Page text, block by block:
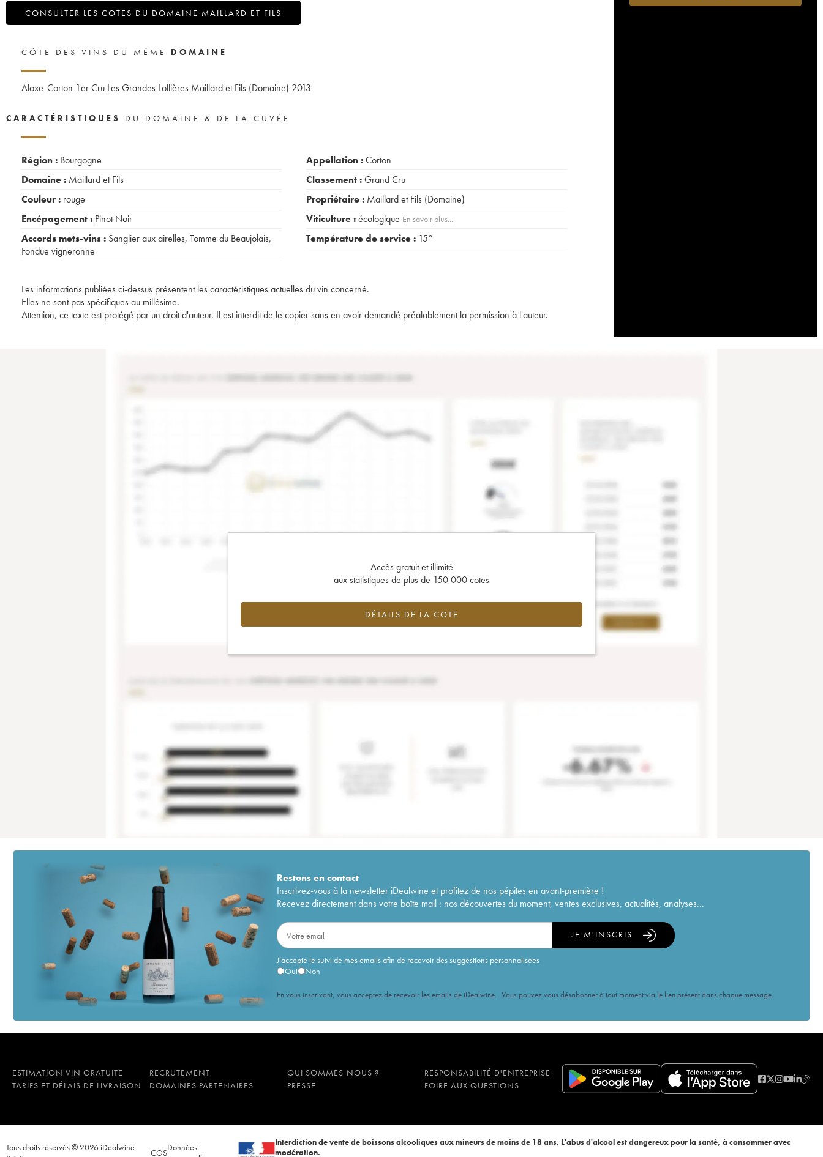
CONSULTER LES COTES DU DOMAINE MAILLARD ET FILS
CÔTE DES VINS DU MÊME DOMAINE
Aloxe-Corton 1er Cru Les Grandes Lollières Maillard et Fils (Domaine) 2013
CARACTÉRISTIQUES DU DOMAINE & DE LA CUVÉE
Région : Bourgogne
Domaine : Maillard et Fils
Couleur : rouge
Encépagement : Pinot Noir
Accords mets-vins : Sanglier aux airelles, Tomme du Beaujolais,
Fondue vigneronne
Appellation :Corton
Classement :Grand Cru
Propriétaire : Maillard et Fils (Domaine)
Viticulture :écologique En savoir plus...
Température de service : 15°
Les informations publiées ci-dessus présentent les caractéristiques actuelles du vin concerné.
Elles ne sont pas spécifiques au millésime.
Attention, ce texte est protégé par un droit d'auteur. Il est interdit de le copier sans en avoir demandé préalablement la permission à l'auteur.
Accès gratuit et illimité
aux statistiques de plus de 150 000 cotes
DÉTAILS DE LA COTE
Restons encontact
Inscrivez-vous à la newsletter iDealwine et profitez de nos pépites en avant-première !
Recevez directement dans votre boîte mail : nos découvertes du moment, ventes exclusives, actualités, analyses...
J'accepte le suivi de mes emails afin de recevoir des suggestions personnalisées
Oui
Non
JE M'INSCRIS
En vous inscrivant, vous acceptez de recevoir les emails de iDealwine. Vous pouvez vous désabonner à tout moment via le lien présent dans chaque message.
ESTIMATION VIN GRATUITE RECRUTEMENT QUI SOMMES-NOUS ?
RESPONSABILITÉ D'ENTREPRISE
TARIFS ET DÉLAIS DE LIVRAISON
DOMAINES PARTENAIRES PRESSE FOIRE AUX QUESTIONS
Tous droits réservés © 2026 iDealwine
CGSDonnées
Interdiction de vente de boissons alcooliques aux mineurs de moins de 18 ans. L'abus d'alcool est dangereux pour la santé, à consommer avec
modération.